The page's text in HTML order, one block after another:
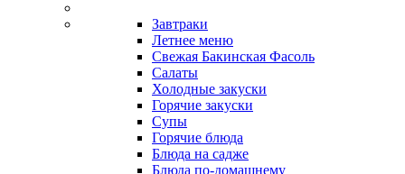
Завтраки
Летнее меню
Свежая Бакинская Фасоль
Салаты
Холодные закуски
Горячие закуски
Супы
Горячие блюда
Блюда на садже
Блюда по-домашнему